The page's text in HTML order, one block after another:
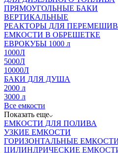
ПРЯМОУГОЛЬНЫЕ БАКИ
ВЕРТИКАЛЬНЫЕ
РЕАКТОРЫ ДЛЯ
ЕМКОСТИ В ОБРЕШЕТКЕ
ЕВРОКУБЫ 1000 л
1000Л
5000Л
10000Л
БАКИ ДЛЯ ДУША
2000 л
3000 л
Все емкости
Показать еще
ЕМКОСТИ ДЛЯ ПОЛИВА
УЗКИЕ ЕМКОСТИ
ГОРИЗОНТАЛЬНЫЕ
ЦИЛИНДРИЧЕСКИЕ